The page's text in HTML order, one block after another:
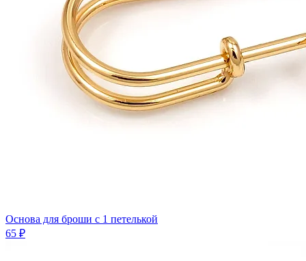
Основа для броши с 1 петелькой
65 ₽